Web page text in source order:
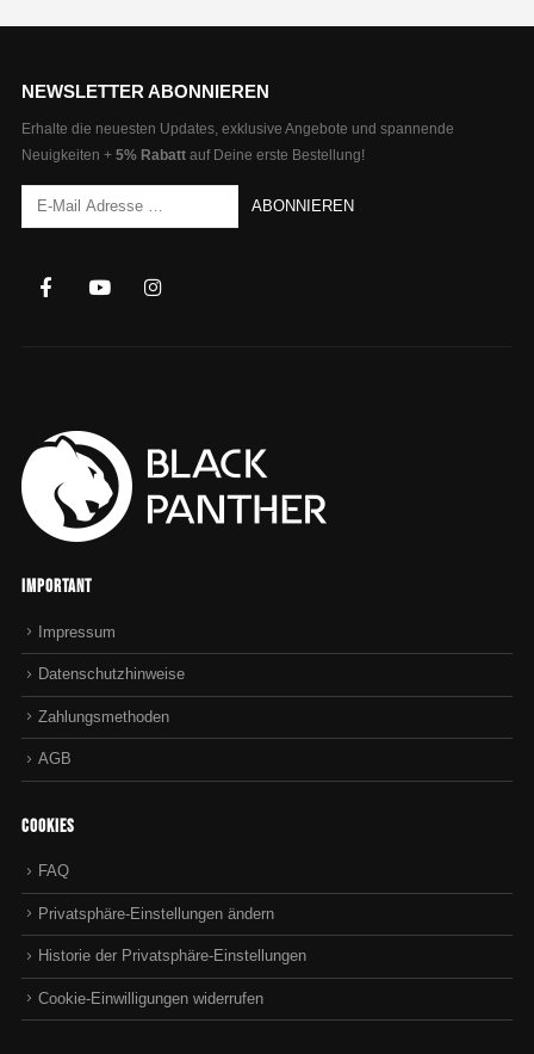
NEWSLETTER ABONNIEREN
Erhalte die neuesten Updates, exklusive Angebote und spannende
Neuigkeiten + 5% Rabattauf Deine erste Bestellung!
Important
Impressum
Datenschutzhinweise
Zahlungsmethoden
AGB
Cookies
FAQ
Privatsphäre-Einstellungen ändern
Historie der Privatsphäre-Einstellungen
Cookie-Einwilligungen widerrufen